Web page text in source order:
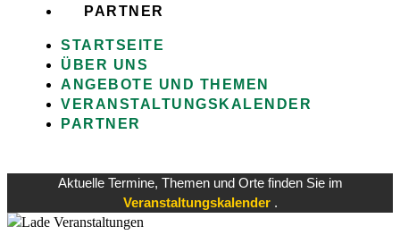
PARTNER
STARTSEITE
ÜBER UNS
ANGEBOTE UND THEMEN
VERANSTALTUNGSKALENDER
PARTNER
Aktuelle Termine, Themen und Orte finden Sie im
Veranstaltungskalender .